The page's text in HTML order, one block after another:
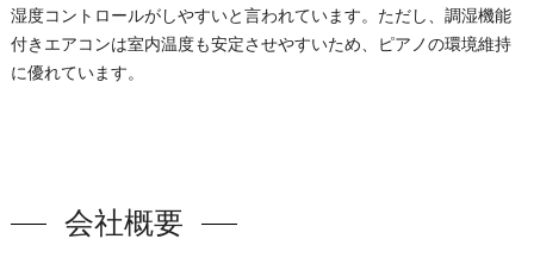
湿度コントロールがしやすいと言われています。ただし、調湿機能
付きエアコンは室内温度も安定させやすいため、ピアノの環境維持
に優れています。
会社概要